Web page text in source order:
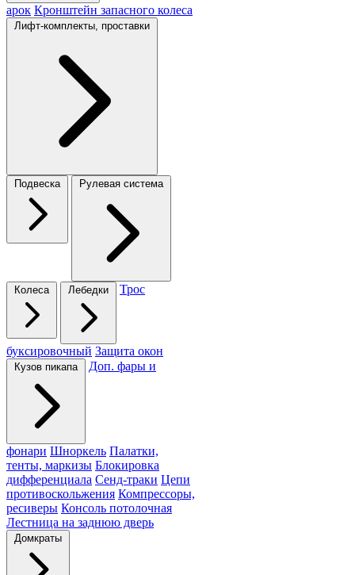
арок Кронштейн запасного колеса
Лифт-комплекты, проставки
Подвеска Рулевая система
Колеса Лебедки Трос
буксировочный Защита окон
Кузов пикапа Доп. фары и
фонари Шноркель Палатки,
тенты, маркизы Блокировка
дифференциала Сенд-траки Цепи
противоскольжения Компрессоры,
ресиверы Консоль потолочная
Лестница на заднюю дверь
Домкраты